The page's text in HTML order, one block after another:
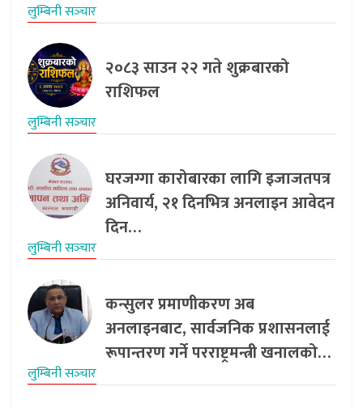
लुम्बिनी सञ्‍चार
२०८३ साउन २२ गते शुक्रबारको
राशिफल
लुम्बिनी सञ्‍चार
घरजग्गा कारोबारका लागि इजाजतपत्र
अनिवार्य, २१ दिनभित्र अनलाइन आवेदन
दिन…
लुम्बिनी सञ्‍चार
कन्सुलर प्रमाणीकरण अब
अनलाइनबाट, सार्वजनिक प्रशासनलाई
रूपान्तरण गर्ने परराष्ट्रमन्त्री खनालको…
लुम्बिनी सञ्‍चार